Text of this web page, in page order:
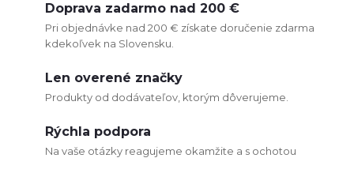
Doprava zadarmo nad 200 €
Pri objednávke nad 200 € získate doručenie zdarma
kdekoľvek na Slovensku.
Len overené značky
Produkty od dodávateľov, ktorým dôverujeme.
Rýchla podpora
Na vaše otázky reagujeme okamžite a s ochotou